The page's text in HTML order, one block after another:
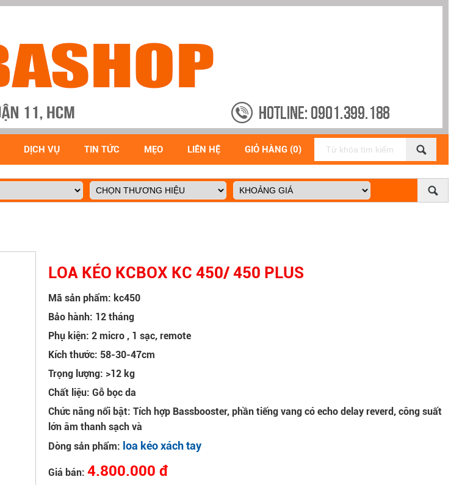
DỊCH VỤ TIN TỨC MẸO LIÊN HỆ GIỎ HÀNG (0)
LOA KÉO KCBOX KC 450/ 450 PLUS
Mã sản phẩm: kc450
Bảo hành: 12 tháng
Phụ kiện: 2 micro , 1 sạc, remote
Kích thước: 58-30-47cm
Trọng lượng: >12 kg
Chất liệu: Gỗ bọc da
Chức năng nổi bật: Tích hợp Bassbooster, phần tiếng vang có echo delay reverd, công suất
lớn âm thanh sạch và
Dòng sản phẩm: loa kéo xách tay
Giá bán:4.800.000 đ